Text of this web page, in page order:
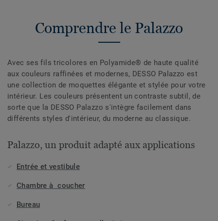
Comprendre le Palazzo
Avec ses fils tricolores en Polyamide® de haute qualité
aux couleurs raffinées et modernes, DESSO Palazzo est
une collection de moquettes élégante et stylée pour votre
intérieur. Les couleurs présentent un contraste subtil, de
sorte que la DESSO Palazzo s'intègre facilement dans
différents styles d'intérieur, du moderne au classique.
Palazzo, un produit adapté aux applications
Entrée et vestibule
Chambre à coucher
Bureau